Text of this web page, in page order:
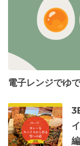
電子レンジでゆ
編